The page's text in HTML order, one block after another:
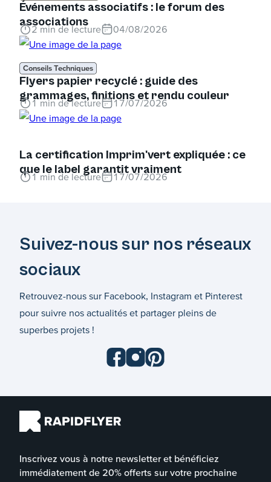
Événements associatifs : le forum des
associations
2 min de lecture 04/08/2026
Conseils Techniques
Flyers papier recyclé : guide des
grammages, finitions et rendu couleur
1min de lecture 17/07/2026
La certification Imprim'vert expliquée : ce
que le label garantit vraiment
1min de lecture 17/07/2026
Suivez-nous sur nos réseaux
sociaux
Retrouvez-nous sur Facebook, Instagram et Pinterest
pour suivre nos actualités et partager pleins de
superbes projets !
Inscrivez vous à notre newsletter et bénéficiez
immédiatement de 20% offerts sur votre prochaine